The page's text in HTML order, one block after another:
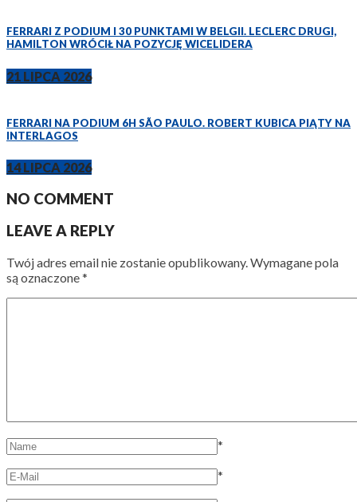
FERRARI Z PODIUM I 30 PUNKTAMI W BELGII. LECLERC DRUGI,
HAMILTON WRÓCIŁ NA POZYCJĘ WICELIDERA
21 LIPCA 2026
FERRARI NA PODIUM 6H SÃO PAULO. ROBERT KUBICA PIĄTY NA
INTERLAGOS
14 LIPCA 2026
NO COMMENT
LEAVE A REPLY
Twój adres email nie zostanie opublikowany.Wymagane pola
są oznaczone*
*
*